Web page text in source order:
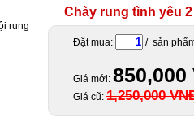
Chày rung tình yêu
Đặt mua: / sản
Giá mới: 850,000
Giá cũ: 1,250,000